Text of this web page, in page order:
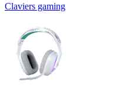
Claviers gaming